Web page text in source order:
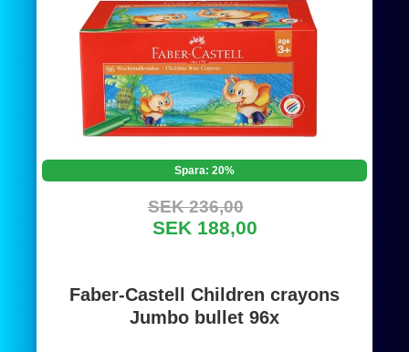
Spara: 20%
SEK 236,00
SEK 188,00
Faber-Castell Children crayons
Jumbo bullet 96x